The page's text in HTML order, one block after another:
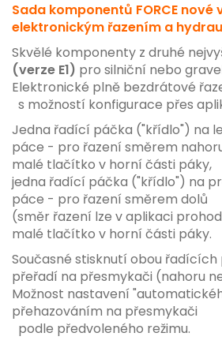
Sada komponentů FORCE nové
elektronickým řazením a
Skvělé komponenty z druhé
(verze E1) pro silniční nebo
Elektronické plně bezdrátové
s možností konfigurace přes
Jedna řadící páčka ("křídlo") na
páce - pro řazení směrem
malé tlačítko v horní části páky,
jedna řadící páčka ("křídlo") na
páce - pro řazení směrem dolů
(směr řazení lze v aplikaci
malé tlačítko v horní části páky.
Současné stisknutí obou
přeřadí na přesmykači (nahoru
Možnost nastavení
přehazováním na přesmykači
podle předvoleného režimu.